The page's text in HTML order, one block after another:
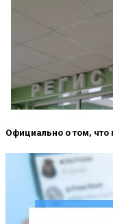
Официально о том, что